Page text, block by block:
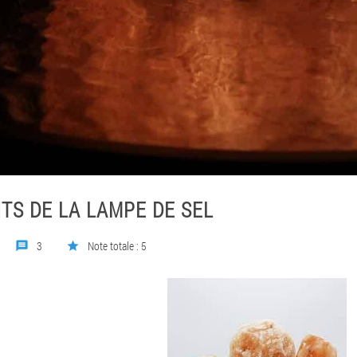
DE LA LAMPE DE SEL
message 3 star Note totale : 5